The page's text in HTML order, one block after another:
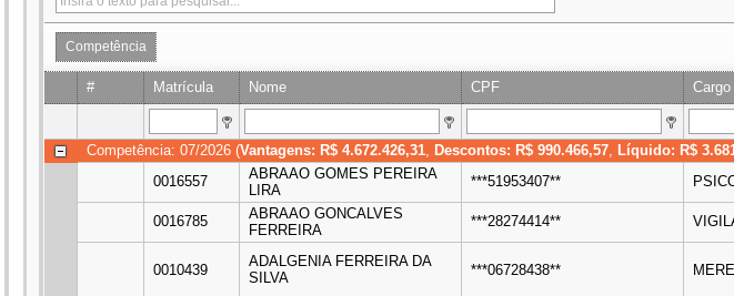
Competência
# Matrícula Nome CPF Cargo
Competência: 07/2026 (Vantagens: R$ 4.672.426,31, Descontos: R$ 990.466,57, Líquido: R$
0016557
ABRAAO GOMES PEREIRA
LIRA
***51953407**
0016785
ABRAAO GONCALVES
FERREIRA
***28274414**
0010439
ADALGENIA FERREIRA DA
SILVA
***06728438**